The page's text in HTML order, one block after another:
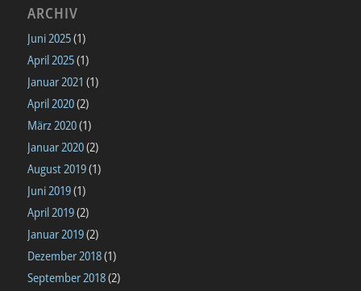
ARCHIV
Juni 2025(1)
April 2025(1)
Januar 2021 (1)
April 2020(2)
März 2020(1)
Januar 2020(2)
August 2019(1)
Juni 2019(1)
April 2019(2)
Januar 2019(2)
Dezember 2018(1)
September 2018(2)